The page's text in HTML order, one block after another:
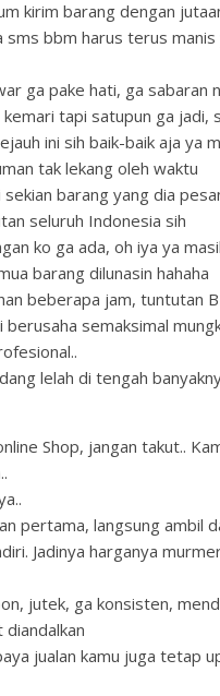
kirim barang dengan
sms bbm harus terus
ga pake hati, ga sabaran
tapi satupun ga jadi,
ini sih baik-baik aja ya
tak lekang oleh waktu
barang yang dia
seluruh Indonesia sih
ko ga ada, oh iya ya
barang dilunasin hahaha
beberapa jam, tuntutan
semaksimal
lelah di tengah
Shop, jangan takut..
pertama, langsung ambil
Jadinya harganya
jutek, ga konsisten,
jualan kamu juga tetap